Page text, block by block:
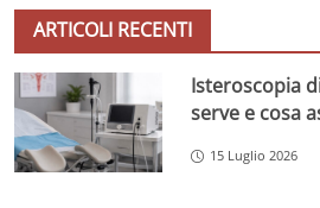
ARTICOLI RECENTI
Isteroscopia
serve e cosa
15 Luglio 2026